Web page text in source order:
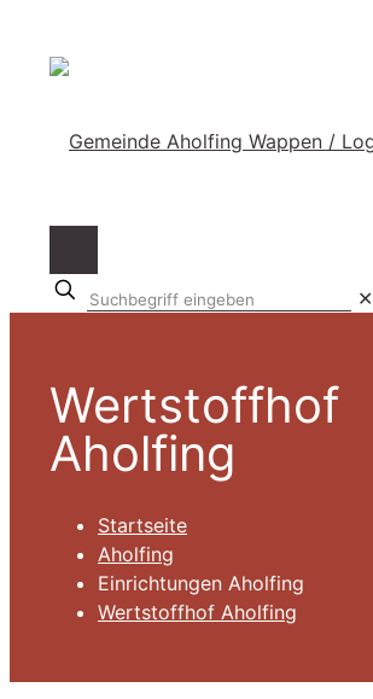
Suchbegriff
eingeben
✕
Wertstoffhof
Aholfing
Startseite
Aholfing
Einrichtungen Aholfing
Wertstoffhof Aholfing